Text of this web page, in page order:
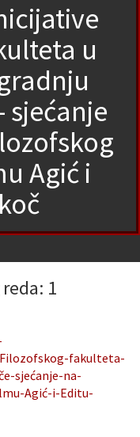
u
sjećanje
Agić i
1
fakulteta-
sjećanje-na-
Agić-i-Editu-